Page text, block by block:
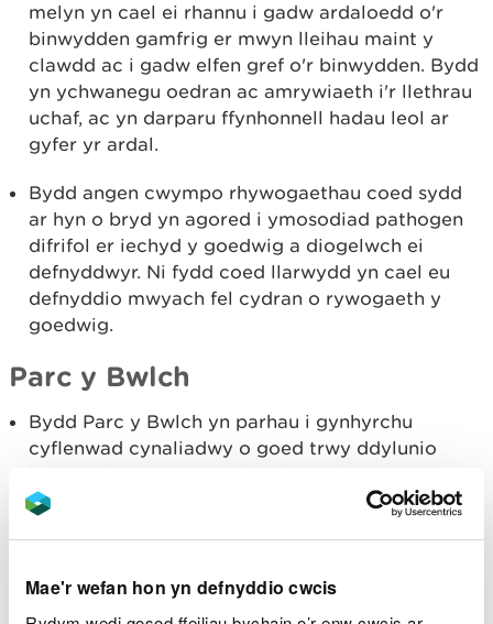
Mae'r wefan hon yn defnyddio cwcis
melyn yn cael ei rhannu i gadw ardaloedd o'r
binwydden gamfrig er mwyn lleihau maint y
clawdd ac i gadw elfen gref o'r binwydden. Bydd
yn ychwanegu oedran ac amrywiaeth i'r llethrau
uchaf, ac yn darparu ffynhonnell hadau leol ar
gyfer yr ardal.
Bydd angen cwympo rhywogaethau coed sydd
ar hyn o bryd yn agored i ymosodiad pathogen
difrifol er iechyd y goedwig a diogelwch ei
defnyddwyr. Ni fydd coed llarwydd yn cael eu
defnyddio mwyach fel cydran o rywogaeth y
goedwig.
Parc y Bwlch
Bydd Parc y Bwlch yn parhau i gynhyrchu
cyflenwad cynaliadwy o goed trwy ddylunio
llennyrch cwympo coed a dewis rhywogaethau
ailstocio i ganiatáu cynhyrchiant trwy goedwig
Oherwydd cydrannau tebyg o ran oedran ym